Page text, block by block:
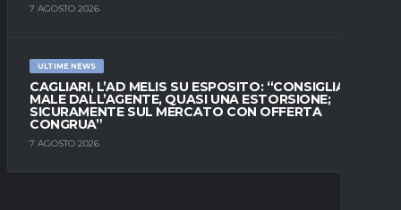
7 AGOSTO 2026
ULTIME NEWS
CAGLIARI, L’AD MELIS SU ESPOSITO: “CONSIGLIATO
MALE DALL’AGENTE, QUASI UNA ESTORSIONE;
SICURAMENTE SUL MERCATO CON OFFERTA
CONGRUA”
7 AGOSTO 2026